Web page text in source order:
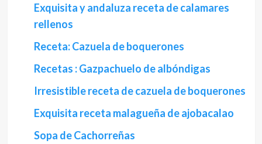
Exquisita y andaluza receta de calamares
rellenos
Receta: Cazuela de boquerones
Recetas : Gazpachuelo de albóndigas
Irresistible receta de cazuela de boquerones
Exquisita receta malagueña de ajobacalao
Sopa de Cachorreñas